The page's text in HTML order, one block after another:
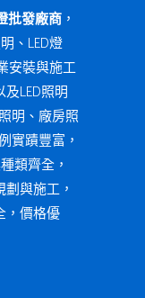
批發廠商 ，
、LED燈
安裝與施工
LED照明
明、廠房照
實蹟豐富，
類齊全，
與施工，
，價格優